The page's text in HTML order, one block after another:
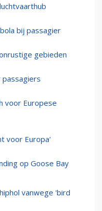
bij passagier
gebieden
voor Europese
voor Europa'
op Goose Bay
vanwege 'bird